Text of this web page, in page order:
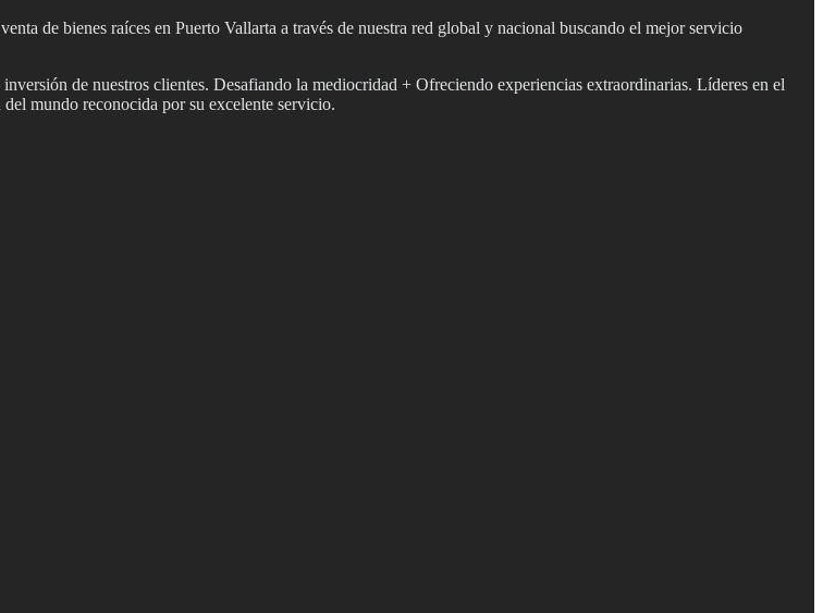
de bienes raíces en Puerto Vallarta a través de nuestra red global y nacional buscando el mejor servicio
de nuestros clientes. Desafiando la mediocridad + Ofreciendo experiencias extraordinarias. Líderes en el
mundo reconocida por su excelente servicio.